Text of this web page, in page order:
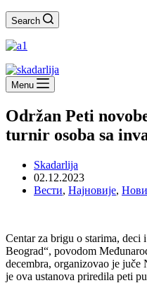
Search
Menu
Održan Peti
turnir osoba sa
Skadarlija
02.12.2023
Вести, Најновије,
Centar za brigu o starima, deci
Beograd“, povodom
decembra, organizovao je
je ova ustanova priredila peti